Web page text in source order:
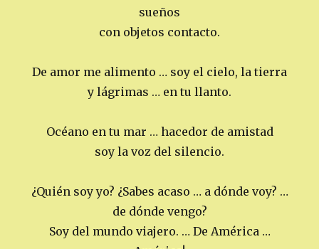
sueños
con objetos contacto.
De amor me alimento … soy el cielo, la tierra
y lágrimas … en tu llanto.
Océano en tu mar … hacedor de amistad
soy la voz del silencio.
¿Quién soy yo? ¿Sabes acaso … a dónde voy? …
de dónde vengo?
Soy del mundo viajero. … De América …